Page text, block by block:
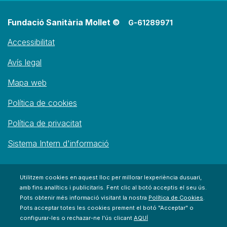
Fundació Sanitària Mollet © G-61289971
Accessibilitat
Avís legal
Mapa web
Política de cookies
Política de privacitat
Sistema Intern d'informació
Utilitzem cookies en aquest lloc per millorar lexperiència dusuari,
amb fins analítics i publicitaris. Fent clic al botó acceptis el seu ús.
Pots obtenir més informació visitant la nostra Política de Cookies.
Pots acceptar totes les cookies prement el botó "Acceptar" o
configurar-les o rechazar-ne l'ús clicant AQUÍ